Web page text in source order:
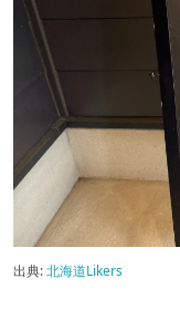
出典:北海道Likers